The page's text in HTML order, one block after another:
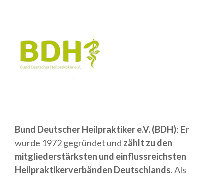
Bund Deutscher Heilpraktiker e.V. (BDH): Er
wurde 1972 gegründet und zählt zu den
mitgliederstärksten und einflussreichsten
Heilpraktikerverbänden Deutschlands. Als